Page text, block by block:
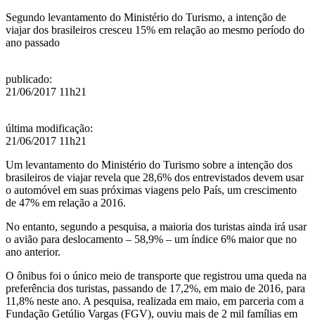
de
Brasileiros
Segundo levantamento do Ministério do Turismo, a intenção de
viajar dos brasileiros cresceu 15% em relação ao mesmo período do
ano passado
publicado:
21/06/2017 11h21
última modificação:
21/06/2017 11h21
Um levantamento do Ministério do Turismo sobre a intenção dos
brasileiros de viajar revela que 28,6% dos entrevistados devem usar
o automóvel em suas próximas viagens pelo País, um crescimento
de 47% em relação a 2016.
No entanto, segundo a pesquisa, a maioria dos turistas ainda irá usar
o avião para deslocamento – 58,9% – um índice 6% maior que no
ano anterior.
O ônibus foi o único meio de transporte que registrou uma queda na
preferência dos turistas, passando de 17,2%, em maio de 2016, para
11,8% neste ano. A pesquisa, realizada em maio, em parceria com a
Fundação Getúlio Vargas (FGV), ouviu mais de 2 mil famílias em